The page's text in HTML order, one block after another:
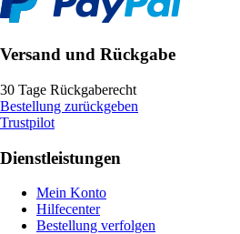
Versand und Rückgabe
30 Tage Rückgaberecht
Bestellung zurückgeben
Trustpilot
Dienstleistungen
Mein Konto
Hilfecenter
Bestellung verfolgen